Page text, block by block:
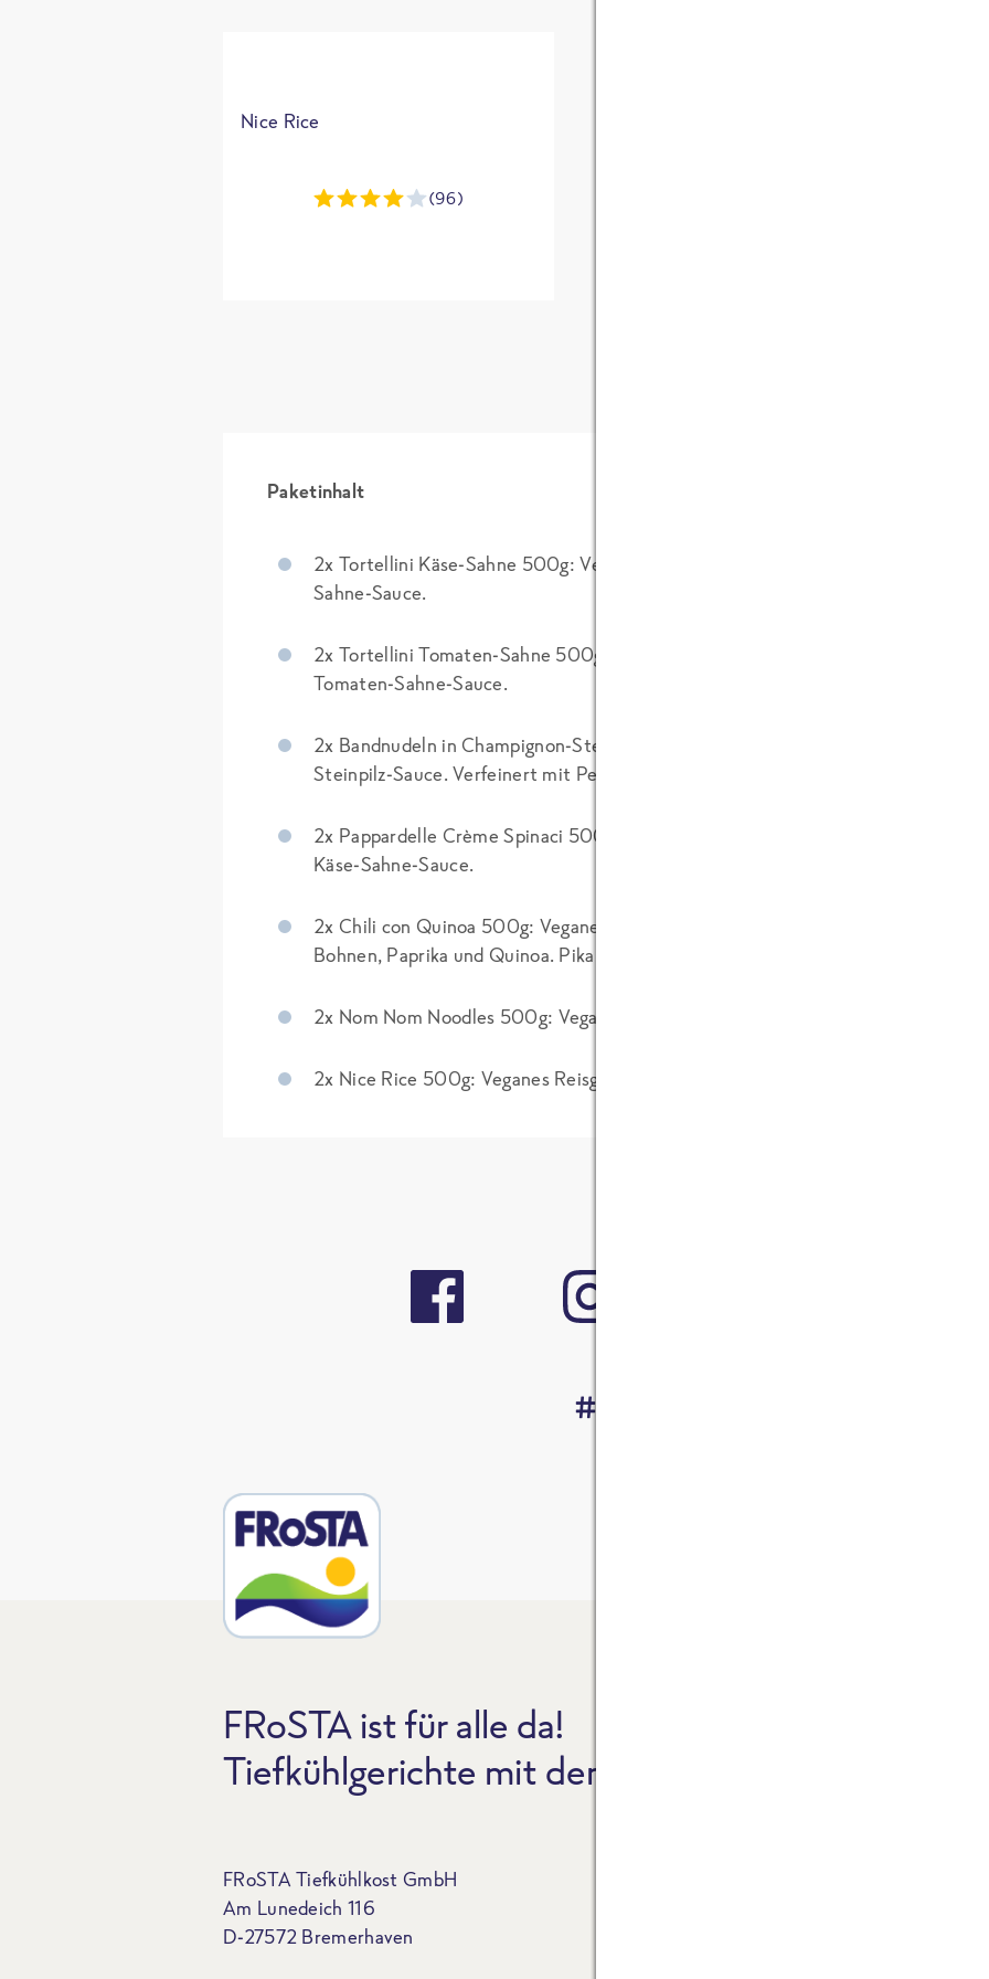
Nice Rice
(96)
Paketinhalt
2x Tortellini Käse-Sahne 500g: Vegetarisches Gericht nach italienischer Art mit
Sahne-Sauce.
2x Tortellini Tomaten-Sahne 500g: Vegetarisches Gericht nach italienischer Art
Tomaten-Sahne-Sauce.
2x Bandnudeln in Champignon-Steinpilz Sauce 500g: Gegarte Bandnudeln mit
Steinpilz-Sauce. Verfeinert mit Petersilie und Thymian.
2x Pappardelle Crème Spinaci 500g: Vegetarisches Gericht nach italienischer
Käse-Sahne-Sauce.
2x Chili con Quinoa 500g: Veganes Gericht nach texanisch-mexikanischer Art
Bohnen, Paprika und Quinoa. Pikant gewürzt.
2x Nom Nom Noodles 500g: Veganes Nudelgericht mit Gemüse, in einer Sauce
2x Nice Rice 500g: Veganes Reisgericht nach koreanischer Art mit Gemüse, mit
#EsGehtAuchAnders
FRoSTA ist für alle da!
Tiefkühlgerichte mit dem Reinheitsgebot.
FRoSTA Tiefkühlkost GmbH
Am Lunedeich 116
D-27572 Bremerhaven